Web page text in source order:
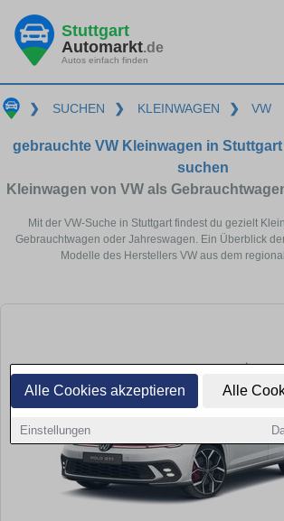
Alle Cookies akzeptieren Alle
Einstellungen
Stuttgart
Automarkt.de
Autos einfach finden
❯ SUCHEN ❯ KLEINWAGEN ❯ VW
gebrauchte VW Kleinwagen in
suchen
Kleinwagen von VW als
Mit der VW-Suche in Stuttgart findest du gezielt
Gebrauchtwagen oder Jahreswagen. Ein Überblick
Modelle des Herstellers VW aus dem